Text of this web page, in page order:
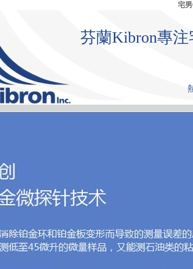
宅
芬蘭Kibron專
首 頁 產品中心